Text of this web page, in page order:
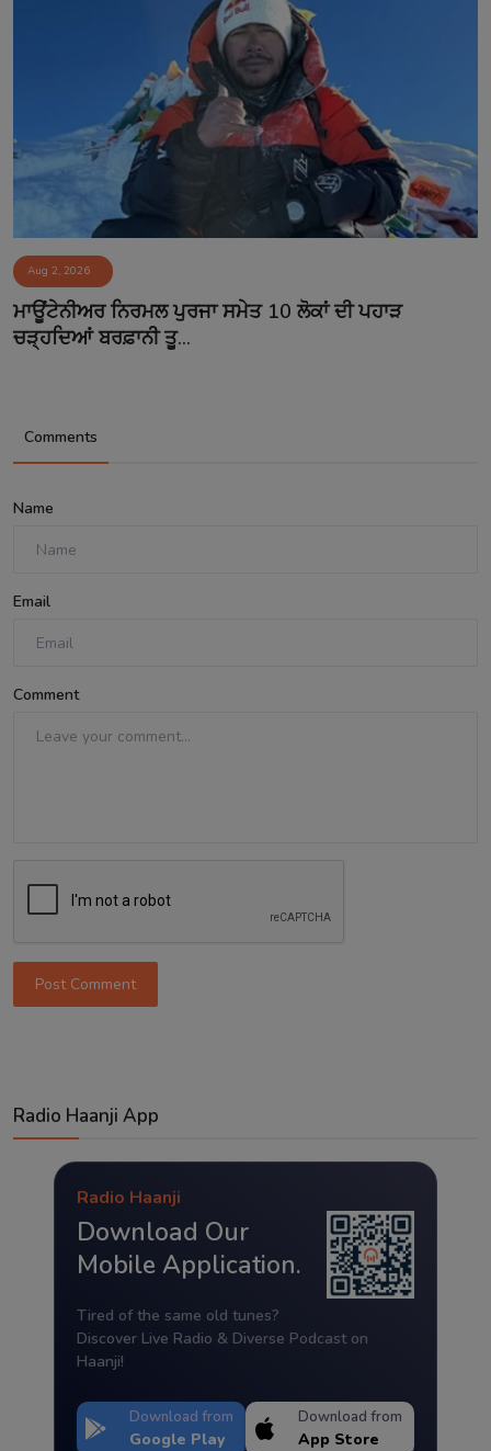
Aug 2, 2026
ਮਾਊਂਟੇਨੀਅਰ ਨਿਰਮਲ ਪੁਰਜਾ ਸਮੇਤ 10 ਲੋਕਾਂ ਦੀ ਪਹਾੜ
ਚੜ੍ਹਦਿਆਂ ਬਰਫ਼ਾਨੀ ਤੂ...
Comments
Name
Email
Comment
Post Comment
Radio Haanji App
Radio Haanji
Download Our
Mobile Application.
Tired of the same old tunes?
Discover Live Radio & Diverse Podcast on
Haanji!
Download from
Google Play
Download from
App Store